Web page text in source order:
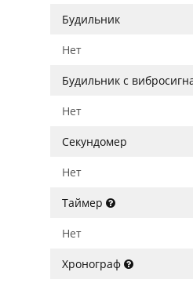
Будильник
Нет
Будильник с
Нет
Секундомер
Нет
Таймер
Нет
Хронограф